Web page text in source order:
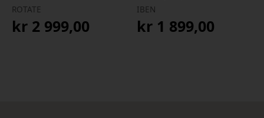
ROTATE
kr 2 999,00
IBEN
kr1 899,00